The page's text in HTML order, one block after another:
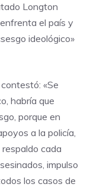
Longton
el país y
ideológico»
«Se
habría que
porque en
a la policía,
cada
impulso
los casos de